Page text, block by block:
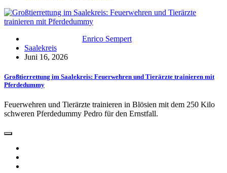
Enrico Sempert
Saalekreis
Juni 16, 2026
Großtierrettung im Saalekreis: Feuerwehren und Tierärzte trainieren mit
Pferdedummy
Feuerwehren und Tierärzte trainieren in Blösien mit dem 250 Kilo
schweren Pferdedummy Pedro für den Ernstfall.